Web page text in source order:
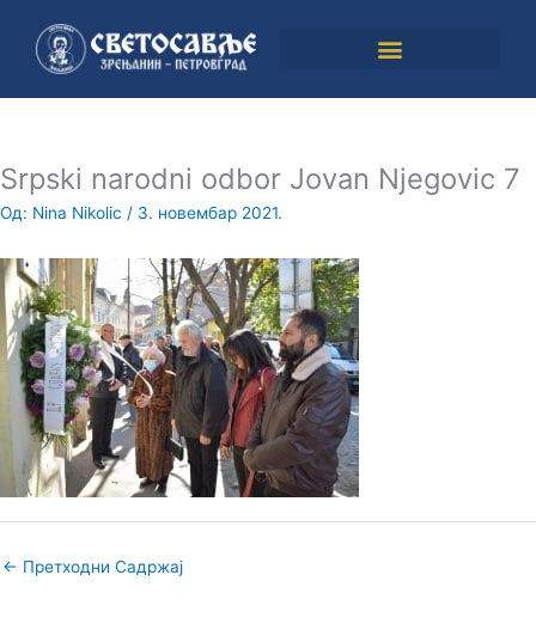
садржај
Srpski narodni odbor Jovan Njegovic 7
Од: Nina Nikolic / 3. новембар 2021.
← Претходни Садржај